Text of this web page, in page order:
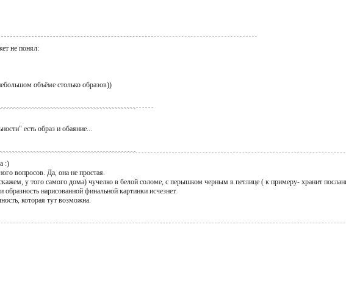
не понял:
объёме столько образов))
есть образ и обаяние...
:)
вопросов. Да, она не простая.
у того самого дома) чучелко в белой соломе, с перышком черным в петлице ( к примеру- хранит
образность нарисованной финальной картинки исчезнет.
которая тут возможна.